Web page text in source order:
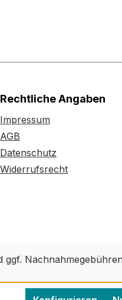
Rechtliche Angaben
Impressum
AGB
Datenschutz
Widerrufsrecht
ggf.